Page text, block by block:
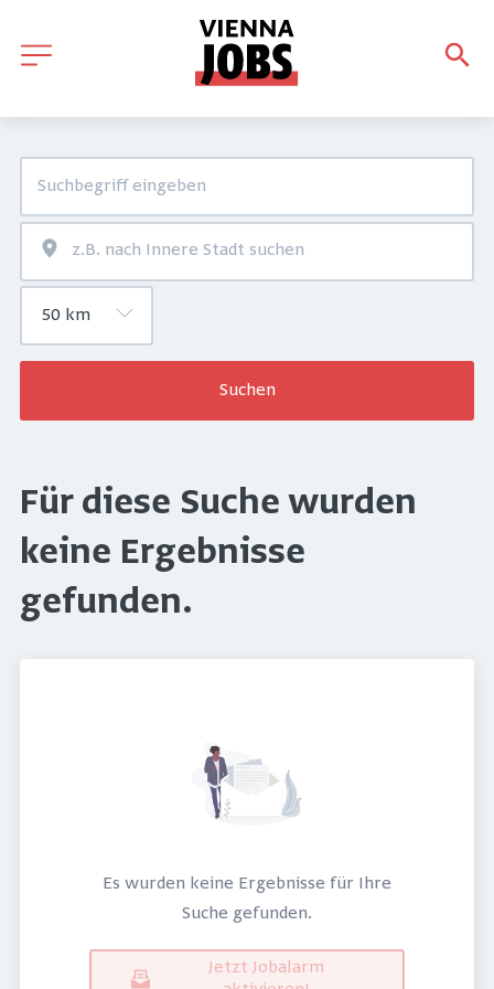
Suchen
Für diese Suche wurden
keine Ergebnisse
gefunden.
Es wurden keine Ergebnisse für Ihre
Suche gefunden.
Jetzt Jobalarm